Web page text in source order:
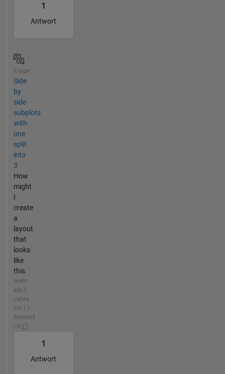
1
Antwort
Frage
Side
by
side
subplots
with
one
split
into
3
How
might
I
create
a
layout
that
looks
like
this
mehr
als 2
Jahre
vor | 1
Antwort
| 0
1
Antwort